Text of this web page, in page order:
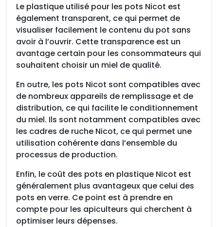
Le plastique utilisé pour les pots Nicot est
également transparent, ce qui permet de
visualiser facilement le contenu du pot sans
avoir à l’ouvrir. Cette transparence est un
avantage certain pour les consommateurs qui
souhaitent choisir un miel de qualité.
En outre, les pots Nicot sont compatibles avec
de nombreux appareils de remplissage et de
distribution, ce qui facilite le conditionnement
du miel. Ils sont notamment compatibles avec
les cadres de ruche Nicot, ce qui permet une
utilisation cohérente dans l’ensemble du
processus de production.
Enfin, le coût des pots en plastique Nicot est
généralement plus avantageux que celui des
pots en verre. Ce point est à prendre en
compte pour les apiculteurs qui cherchent à
optimiser leurs dépenses.